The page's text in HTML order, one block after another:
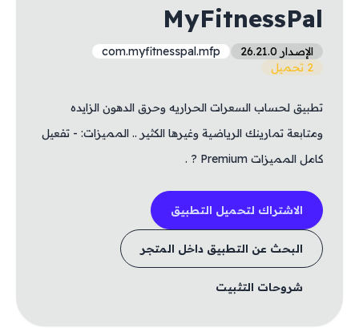
MyFitnessPal
الإصدار 26.21.0
com.myfitnesspal.mfp
2 تحميل
تطبيق لحساب السعرات الحراريه وحرق الدهون الزايده
ومتابعة تمارينك الرياضية وغيرها الكثير .. المميزات: - تفعيل
كامل المميزات Premium ? .
الاشتراك لتحميل التطبيق
البحث عن التطبيق داخل المتجر
شروحات التثبيت